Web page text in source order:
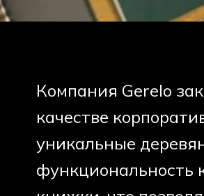
Компания Gerelo
качестве
уникальные
функциональность